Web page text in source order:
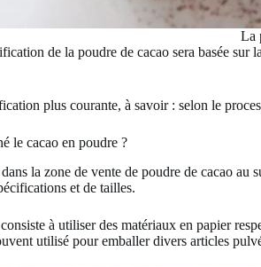
La
de la poudre de cacao sera basée
plus courante, à savoir : selon le
le cacao en poudre ?
la zone de vente de poudre de cacao
et de tailles.
à utiliser des matériaux en papier
utilisé pour emballer divers articles